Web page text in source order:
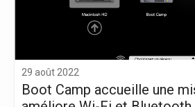
29 août 2022
Boot Camp accueille une